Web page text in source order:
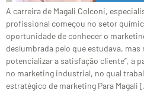
A carreira de Magali Colconi,
profissional começou no setor
oportunidade de conhecer o
deslumbrada pelo que estudava,
potencializar a satisfação cliente”, a
no marketing industrial, no qual
estratégico de marketing Para Magali